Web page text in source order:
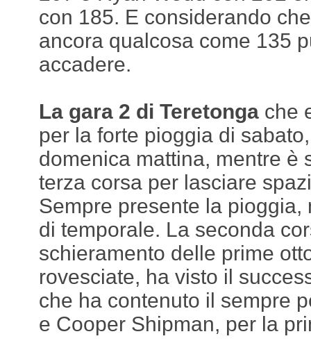
con 185. E considerando
ancora qualcosa come 135
accadere.
La gara 2 di Teretonga che
per la forte pioggia di
domenica mattina, mentre è
terza corsa per lasciare
Sempre presente la pioggia,
di temporale. La seconda
schieramento delle prime
rovesciate, ha visto il
che ha contenuto il sempre
e Cooper Shipman, per la